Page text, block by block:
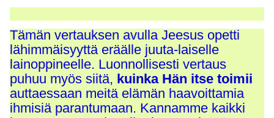
Tämän vertauksen avulla Jeesus opetti
lähimmäisyyttä eräälle juuta-laiselle
lainoppineelle. Luonnollisesti vertaus
puhuu myös siitä, kuinka Hän itse toimii
auttaessaan meitä elämän haavoittamia
ihmisiä parantumaan. Kannamme kaikki